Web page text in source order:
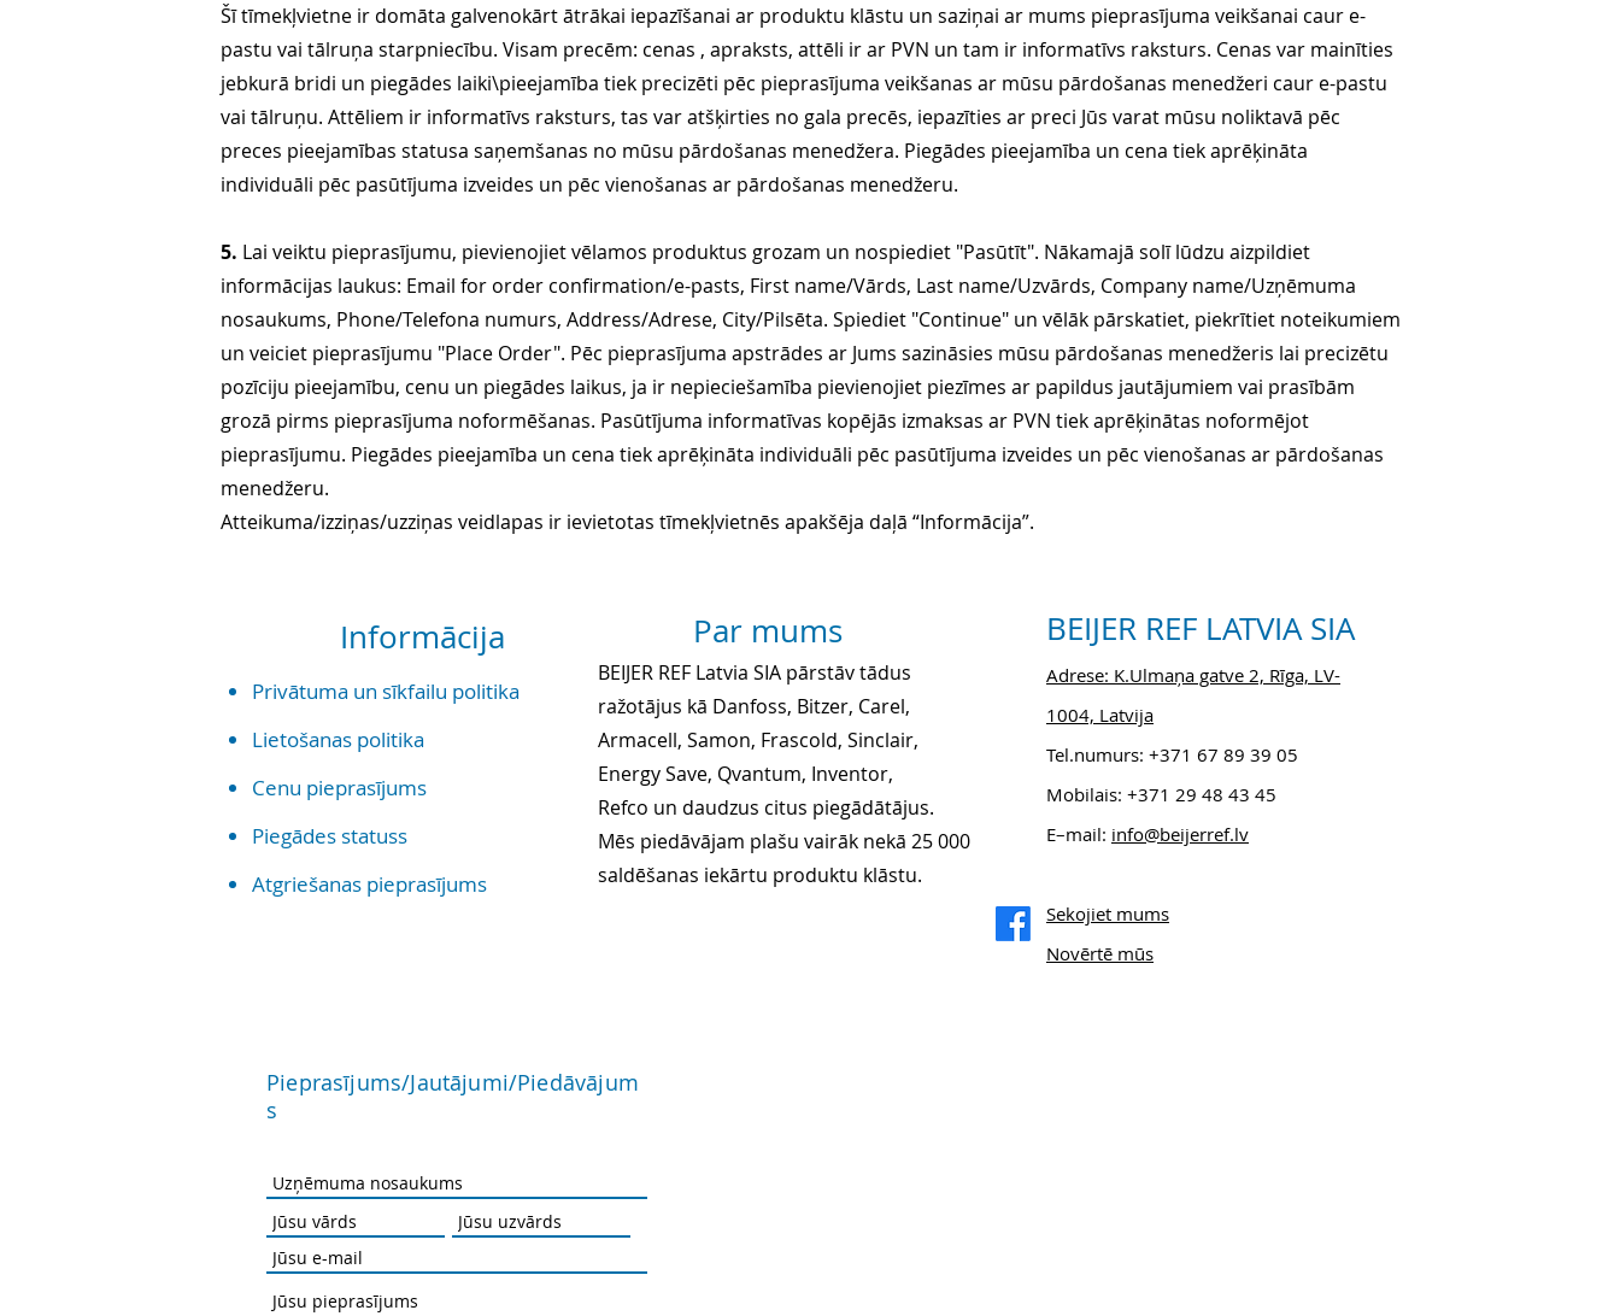
Šī tīmekļvietne ir domāta galvenokārt ātrākai iepazīšanai ar produktu klāstu un saziņai ar mums pieprasījuma veikšanai caur e-
pastu vai tālruņa starpniecību. Visam precēm: cenas , apraksts, attēli ir ar PVN un tam ir informatīvs raksturs. Cenas var mainīties
jebkurā bridi un piegādes laiki\pieejamība tiek precizēti pēc pieprasījuma veikšanas ar mūsu pārdošanas menedžeri caur e-pastu
vai tālruņu. Attēliem ir informatīvs raksturs, tas var atšķirties no gala precēs, iepazīties ar preci Jūs varat mūsu noliktavā pēc
preces pieejamības statusa saņemšanas no mūsu pārdošanas menedžera. Piegādes pieejamība un cena tiek aprēķināta
individuāli pēc pasūtījuma izveides un pēc vienošanas ar pārdošanas menedžeru.
5. Lai veiktu pieprasījumu, pievienojiet vēlamos produktus grozam un nospiediet "Pasūtīt". Nākamajā solī lūdzu aizpildiet
informācijas laukus: Email for order confirmation/e-pasts, First name/Vārds, Last name/Uzvārds, Company name/Uzņēmuma
nosaukums, Phone/Telefona numurs, Address/Adrese, City/Pilsēta. Spiediet "Continue" un vēlāk pārskatiet, piekrītiet noteikumiem
un veiciet pieprasījumu "Place Order". Pēc pieprasījuma apstrādes ar Jums sazināsies mūsu pārdošanas menedžeris lai precizētu
pozīciju pieejamību, cenu un piegādes laikus, ja ir nepieciešamība pievienojiet piezīmes ar papildus jautājumiem vai prasībām
grozā pirms pieprasījuma noformēšanas. Pasūtījuma informatīvas kopējās izmaksas ar PVN tiek aprēķinātas noformējot
pieprasījumu. Piegādes pieejamība un cena tiek aprēķināta individuāli pēc pasūtījuma izveides un pēc vienošanas ar pārdošanas
menedžeru.
Atteikuma/izziņas/uzziņas veidlapas ir ievietotas tīmekļvietnēs apakšēja daļā “Informācija”.
Informācija
Privātuma un sīkfailu politika
Lietošanas politika
Cenu pieprasījums
Piegādes statuss
Atgriešanas pieprasījums
Par mums
BEIJER REF Latvia SIA pārstāv tādus
ražotājus kā Danfoss, Bitzer, Carel,
Armacell, Samon, Frascold, Sinclair,
Energy Save, Qvantum, Inventor,
Refco un daudzus citus piegādātājus.
Mēs piedāvājam plašu vairāk nekā 25 000
saldēšanas iekārtu produktu klāstu.
BEIJER REF LATVIA SIA
Adrese: K.Ulmaņa gatve 2, Rīga, LV-
1004, Latvija
Tel.numurs: +371 67 89 39 05
Mobilais: +371 29 48 43 45
E–mail: info@beijerref.lv
Sekojiet mums
Novērtē mūs
Pieprasījums/Jautājumi/Piedāvājum
s